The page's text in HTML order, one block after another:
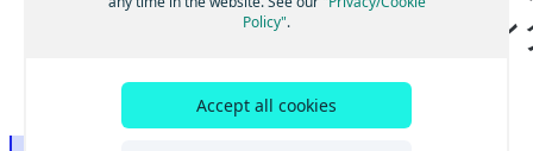
HEREサービスのメンテナンス
HERE SLAの用語と概念の定義
Policy".
Accept all cookies